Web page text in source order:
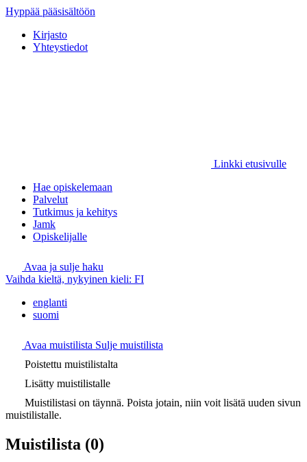
Hyppää pääsisältöön
Kirjasto
Yhteystiedot
Linkki etusivulle
Hae opiskelemaan
Palvelut
Tutkimus ja kehitys
Jamk
Opiskelijalle
Avaa ja sulje haku
Vaihda kieltä, nykyinen kieli: FI
englanti
suomi
Avaa muistilista Sulje muistilista
Poistettu muistilistalta
Lisätty muistilistalle
Muistilistasi on täynnä. Poista jotain, niin voit lisätä uuden sivun
muistilistalle.
Muistilista (0)